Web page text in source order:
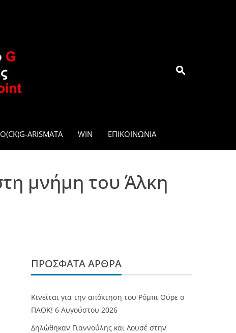
ARISMATA WIN ΕΠΙΚΟΙΝΩΝΊΑ
μνήμη του Άλκη
ΠΡΌΣΦΑΤΑ ΆΡΘΡΑ
Κινείται για την απόκτηση του Ρόμπι Ούρε ο
ΠΑΟΚ! 6 Αυγούστου 2026
Δηλώθηκαν Γιαννούλης και Λουσέ στην